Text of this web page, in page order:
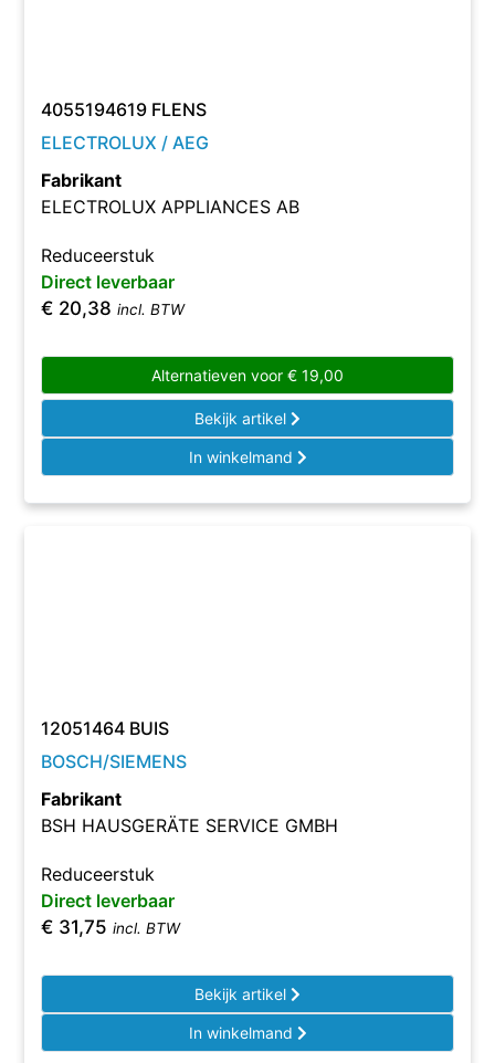
4055194619 FLENS
ELECTROLUX / AEG
Fabrikant
ELECTROLUX APPLIANCES AB
Reduceerstuk
Direct leverbaar
€ 20,38 incl. BTW
Alternatieven voor € 19,00
Bekijk artikel
In winkelmand
12051464 BUIS
BOSCH/SIEMENS
Fabrikant
BSH HAUSGERÄTE SERVICE GMBH
Reduceerstuk
Direct leverbaar
€ 31,75 incl. BTW
Bekijk artikel
In winkelmand